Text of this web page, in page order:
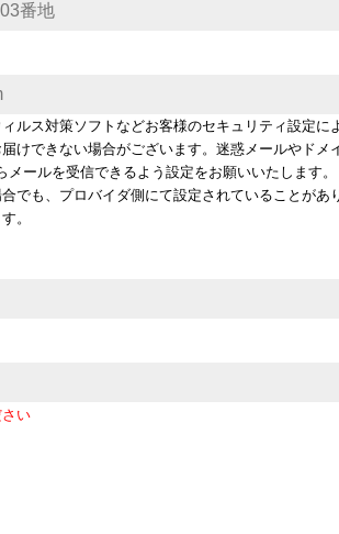
ルス対策ソフトなどお客様のセキュリティ設定に
けできない場合がございます。迷惑メールやドメ
ールを受信できるよう設定をお願いいたします。
でも、プロバイダ側にて設定されていることがあ
。
い